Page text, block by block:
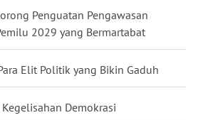
Penguatan Pengawasan
2029 yang Bermartabat
Elit Politik yang Bikin Gaduh
Demokrasi